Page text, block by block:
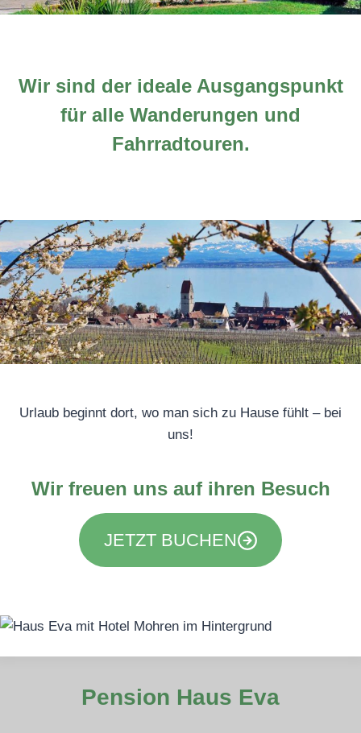
Wir sind der ideale Ausgangspunkt
für alle Wanderungen und
Fahrradtouren.
Urlaub beginnt dort, wo man sich zu Hause fühlt – bei
uns!
Wir freuen uns auf ihren Besuch
JETZT BUCHEN
Pension Haus Eva